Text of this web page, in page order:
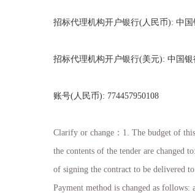
招标代理机构开户银行(人民币): 中国
招标代理机构开户银行(美元): 中国
账号(人民币): 774457950108
Clarify or change ： 1. The budget of
the contents of the tender are changed
of signing the contract to be delivered
Payment method is changed as